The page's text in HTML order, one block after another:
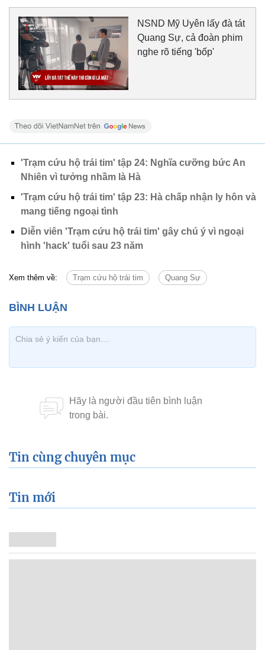
NSND Mỹ Uyên lấy đà tát
Quang Sự, cả đoàn phim
nghe rõ tiếng 'bốp'
'Trạm cứu hộ trái tim' tập 24: Nghĩa cưỡng bức An
Nhiên vì tưởng nhầm là Hà
'Trạm cứu hộ trái tim' tập 23: Hà chấp nhận ly hôn và
mang tiếng ngoại tình
Diễn viên 'Trạm cứu hộ trái tim' gây chú ý vì ngoại
hình 'hack' tuổi sau 23 năm
Xem thêm về: Trạm cứu hộ trái tim Quang Sự
Tin cùng chuyên mục
Tin mới